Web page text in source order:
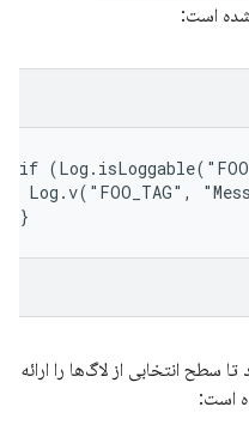
شده است:
if
Log.v("FOO_TAG",
سطح انتخابی از لاگ‌ها را ارائه
است: